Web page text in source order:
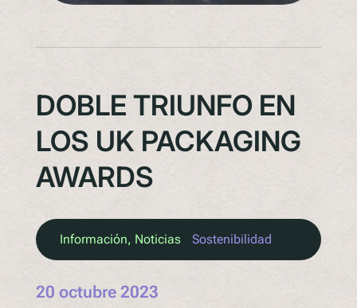
DOBLE TRIUNFO EN
LOS UK PACKAGING
AWARDS
Información, Noticias Sostenibilidad
20 octubre 2023